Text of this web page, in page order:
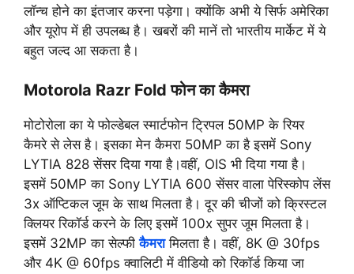
लॉन्च होने का इंतजार करना पड़ेगा। क्योंकि अभी ये सिर्फ अमेरिका
और यूरोप में ही उपलब्ध है। खबरों की मानें तो भारतीय मार्केट में ये
बहुत जल्द आ सकता है।
Motorola Razr Fold फोन का कैमरा
मोटोरोला का ये फोल्डेबल स्मार्टफोन ट्रिपल 50MP के रियर
कैमरे से लेस है। इसका मेन कैमरा 50MP का है इसमें Sony
LYTIA 828 सेंसर दिया गया है।वहीं, OIS भी दिया गया है।
इसमें 50MP का Sony LYTIA 600 सेंसर वाला पेरिस्कोप लेंस
3x ऑप्टिकल जूम के साथ मिलता है। दूर की चीजों को क्रिस्टल
क्लियर रिकॉर्ड करने के लिए इसमें 100x सुपर जूम मिलता है।
इसमें 32MP का सेल्फीकैमरामिलता है। वहीं, 8K @ 30fps
और 4K @ 60fps क्वालिटी में वीडियो को रिकॉर्ड किया जा